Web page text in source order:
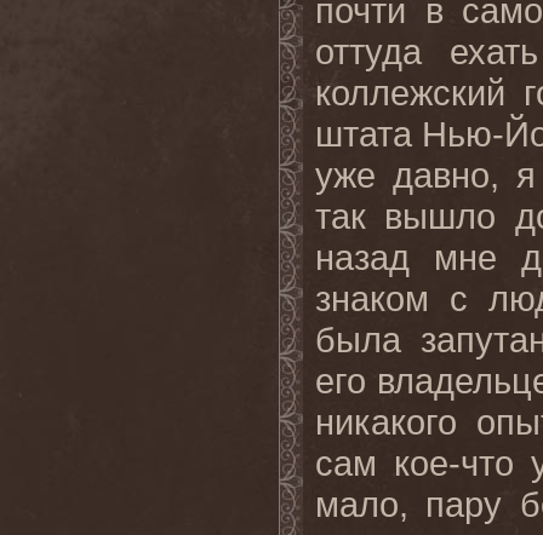
почти в
оттуда
коллежский
штата Нью-
уже давно, я
так вышло
назад мне
знаком с
была
его
никакого
сам кое-что
мало, пару